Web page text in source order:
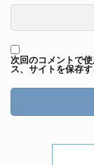
次回のコメントで
ス、サイトを保存す